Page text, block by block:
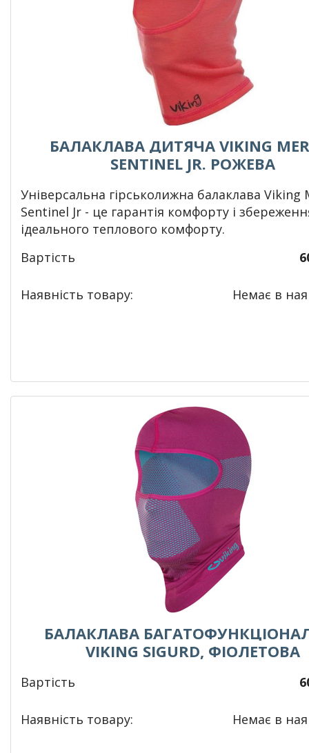
БАЛАКЛАВА ДИТЯЧА VIKING
SENTINEL JR. РОЖЕВА
Універсальна гірськолижна балаклава Viking
Sentinel Jr - це гарантія комфорту і
ідеального теплового комфорту.
Вартість
Наявність товару: Немає в
БАЛАКЛАВА
VIKING SIGURD, ФІОЛЕТОВА
Вартість
Наявність товару: Немає в